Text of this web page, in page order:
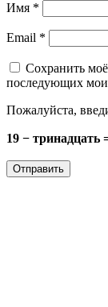
Имя *
Email *
Сохранить
последующих
Пожалуйста,
19 − тринадцать